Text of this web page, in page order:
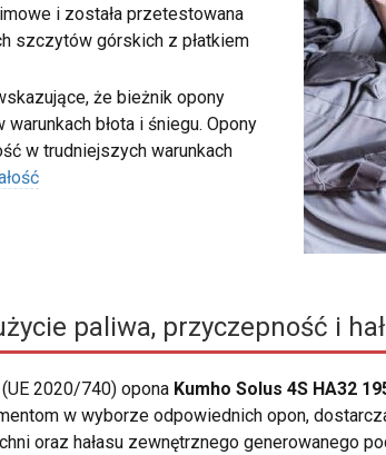
i została przetestowana
szczytów górskich z płatkiem
że bieżnik opony
błota i śniegu. Opony
w trudniejszych warunkach
paliwa, przyczepność i
2020/740) opona Kumho Solus 4S HA32
w wyborze odpowiednich opon,
oraz hałasu zewnętrznego generowanego